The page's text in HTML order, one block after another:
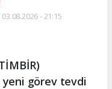
- 21:15
yeni görev tevdi